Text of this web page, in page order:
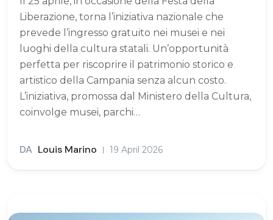
Liberazione, torna l’iniziativa nazionale che
prevede l’ingresso gratuito nei musei e nei
luoghi della cultura statali. Un’opportunità
perfetta per riscoprire il patrimonio storico e
artistico della Campania senza alcun costo.
L’iniziativa, promossa dal Ministero della Cultura,
coinvolge musei, parchi…
DA Louis Marino 19 April 2026